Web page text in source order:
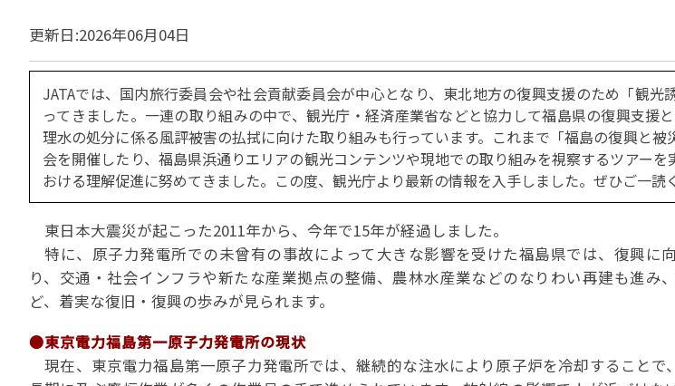
サステナブルへの取組み
JATA SDGsアワード
環境保全活動
その他の活動
復興支援
北陸復興支
近年の主な
東北復興支
女性の活躍推進
業界での女性の働き方改革～「働き方
改革」って何?正しく理解して仕事も
プライベートも輝くために～
LADY JATA委員会について
ユニバーサ
お知らせ・
JATA会員と旅行業の基本情報
旅行業の法令と、旅行業登録・申請
旅行業務に関する取引額の報告につい
て
電子旅行取引について
JATAへの入退会手続き
旅行業登録関係資料各種
会員・旅行業者
各種様式ダ
JATANAVI/
配信設定
旅行業・法
JATA会長表
消費者からの質問、苦情・相談
苦情の報告 事例インデックス : 過去の
経験者 (中途
その他 お知らせ
旅行会社に就職希望学生向け情報
ハッピーマンデー 祝日の意義
実態調査 (PDF / JATA調べ)
実態調査 (PDF / JATA調べ)
2001年から2020年までの「我が国の
クルーズ等の動向について」(国土交通
省海事局)
保存版 旅行
保存版 旅行
～2010)
コロナ禍以
海外渡航・観光地情報
JATA NAVI 渡航関連情報
更新日:2026年06月04日
JATAでは、国内旅行委員会や社会貢献委員会が中心となり、東北地方の復興支援のため「観光
ってきました。一連の取り組みの中で、観光庁・経済産業省などと協力して福島県の復興支援
理水の処分に係る風評被害の払拭に向けた取り組みも行っています。これまで「福島の復興と
会を開催したり、福島県浜通りエリアの観光コンテンツや現地での取り組みを視察するツアー
おける理解促進に努めてきました。この度、観光庁より最新の情報を入手しました。ぜひご一読
東日本大震災が起こった2011年から、今年で15年が経過しました。
特に、原子力発電所での未曾有の事故によって大きな影響を受けた福島県では、復興に
り、交通・社会インフラや新たな産業拠点の整備、農林水産業などのなりわい再建も進み
ど、着実な復旧・復興の歩みが見られます。
●東京電力福島第一原子力発電所の現状
現在、東京電力福島第一原子力発電所では、継続的な注水により原子炉を冷却することで